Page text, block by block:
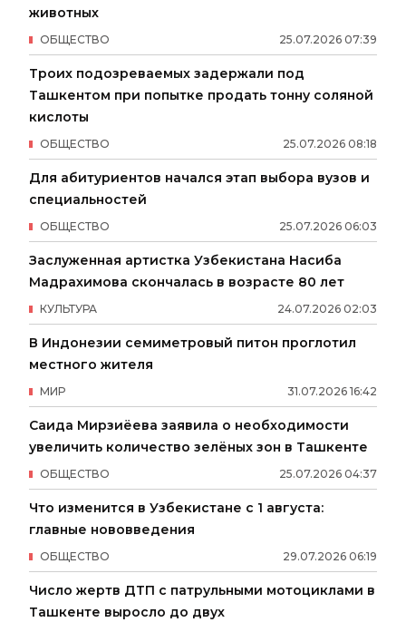
животных
25.07.2026 07:39
ОБЩЕСТВО
Троих подозреваемых задержали под
Ташкентом при попытке продать тонну соляной
кислоты
25.07.2026 08:18
ОБЩЕСТВО
Для абитуриентов начался этап выбора вузов и
специальностей
25.07.2026 06:03
ОБЩЕСТВО
Заслуженная артистка Узбекистана Насиба
Мадрахимова скончалась в возрасте 80 лет
24.07.2026 02:03
КУЛЬТУРА
В Индонезии семиметровый питон проглотил
местного жителя
31.07.2026 16:42
МИР
Саида Мирзиёева заявила о необходимости
увеличить количество зелёных зон в Ташкенте
25.07.2026 04:37
ОБЩЕСТВО
Что изменится в Узбекистане с 1 августа:
главные нововведения
29.07.2026 06:19
ОБЩЕСТВО
Число жертв ДТП с патрульными мотоциклами в
Ташкенте выросло до двух